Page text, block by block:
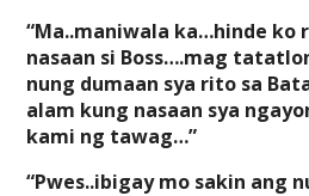
“Ma..maniwala ka…hinde ko
nasaan si Boss….mag
nung dumaan sya rito sa
alam kung nasaan sya
kami ng tawag…”
“Pwes..ibigay mo sakin ang